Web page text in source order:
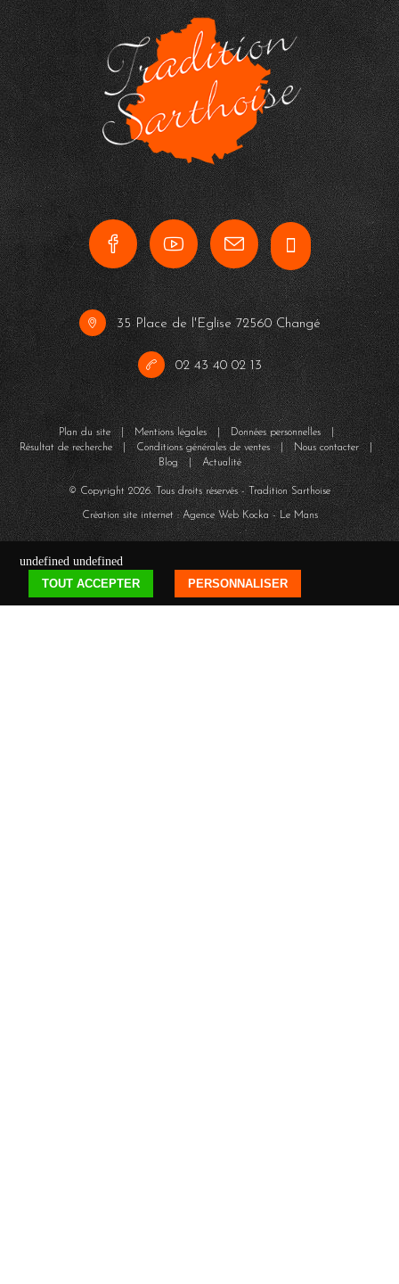
35 Place de l'Eglise 72560 Changé
02 43 40 02 13
Plan du site| Mentions légales| Données personnelles|
Résultat de recherche| Conditions générales de ventes | Nous contacter|
Blog| Actualité
© Copyright2026. Tous droits réservés - Tradition Sarthoise
Création site internet : Agence WebKocka- Le Mans
undefined undefined
TOUT ACCEPTER
PERSONNALISER